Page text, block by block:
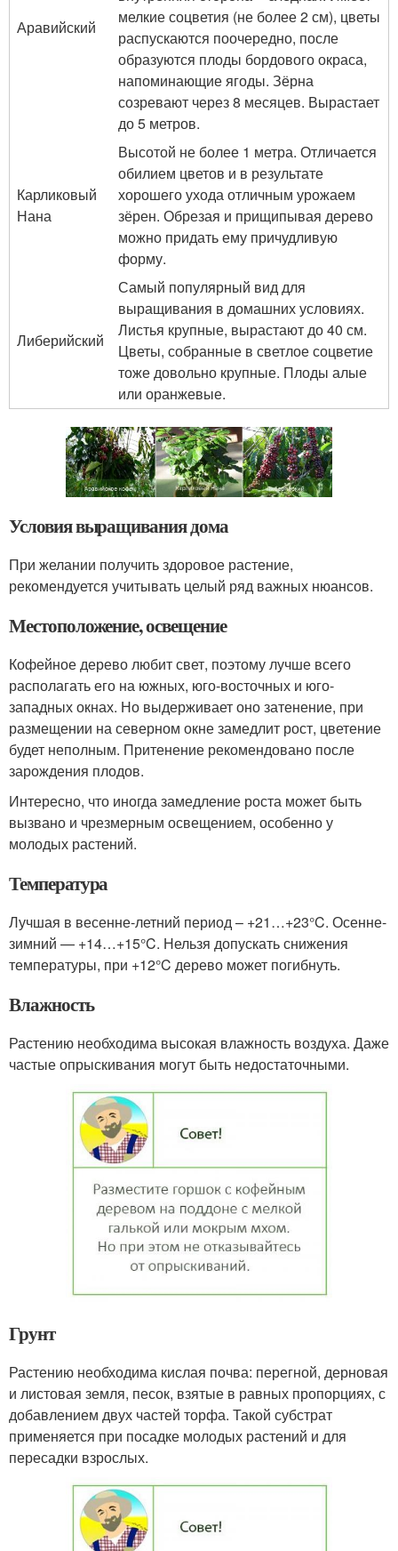
Аравийский
мелкие соцветия (не более 2 см), цветы
распускаются поочередно, после
образуются плоды бордового окраса,
напоминающие ягоды. Зёрна
созревают через 8 месяцев. Вырастает
до 5 метров.
Карликовый
Нана
Высотой не более 1 метра. Отличается
обилием цветов и в результате
хорошего ухода отличным урожаем
зёрен. Обрезая и прищипывая дерево
можно придать ему причудливую
форму.
Либерийский
Самый популярный вид для
выращивания в домашних условиях.
Листья крупные, вырастают до 40 см.
Цветы, собранные в светлое соцветие
тоже довольно крупные. Плоды алые
или оранжевые.
Условия выращивания дома
При желании получить здоровое растение,
рекомендуется учитывать целый ряд важных нюансов.
Местоположение, освещение
Кофейное дерево любит свет, поэтому лучше всего
располагать его на южных, юго-восточных и юго-
западных окнах. Но выдерживает оно затенение, при
размещении на северном окне замедлит рост, цветение
будет неполным. Притенение рекомендовано после
зарождения плодов.
Интересно, что иногда замедление роста может быть
вызвано и чрезмерным освещением, особенно у
молодых растений.
Температура
Лучшая в весенне-летний период – +21…+23°C. Осенне-
зимний — +14…+15°C. Нельзя допускать снижения
температуры, при +12°C дерево может погибнуть.
Влажность
Растению необходима высокая влажность воздуха. Даже
частые опрыскивания могут быть недостаточными.
Грунт
Растению необходима кислая почва: перегной, дерновая
и листовая земля, песок, взятые в равных пропорциях, с
добавлением двух частей торфа. Такой субстрат
применяется при посадке молодых растений и для
пересадки взрослых.